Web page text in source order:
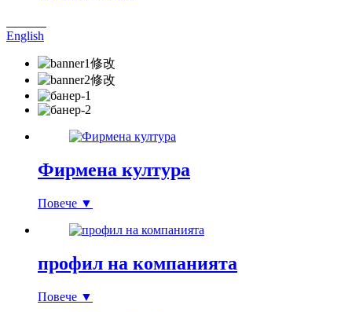
English
Фирмена култура
Повече ▼
профил на компанията
Повече ▼